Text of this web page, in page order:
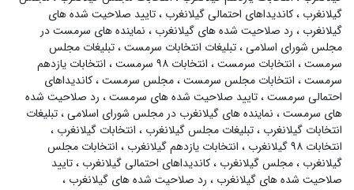
گیلانغرب ،کاندیداهای احتمالی گیلانغرب ،تایید صلاحیت شده های
گیلانغرب ، رد صلاحیت شده های گیلانغرب ، نماینده های سرمست در
مجلس شورای اسلامی،تبلیغات انتخابات سرمست،تبلیغات مجلس
سرمست، انتخابات سرمست، انتخابات ۹۸ سرمست ، انتخابات یازدهم
سرمست، انتخابات مجلس سرمست،مجلس سرمست،کاندیداهای
احتمالی سرمست،تایید صلاحیت شده های سرمست، رد صلاحیت شده
های سرمست، نماینده های گیلانغرب در مجلس شورای اسلامی،تبلیغات
انتخابات گیلانغرب ،تبلیغات مجلس گیلانغرب ، انتخابات گیلانغرب ،
انتخابات ۹۸ گیلانغرب
، انتخابات یازدهم گیلانغرب ، انتخابات مجلس
گیلانغرب ،مجلس گیلانغرب ،کاندیداهای احتمالی گیلانغرب ،تایید
صلاحیت شده های گیلانغرب ، رد صلاحیت شده های گیلانغرب ،